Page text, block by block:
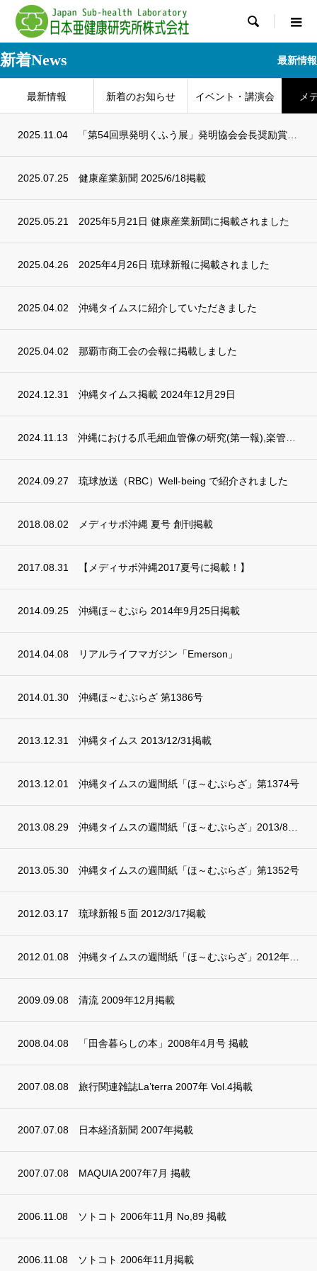

新着News 最新情報
最新情報 新着のお知らせ イベント・講演会 メ
2025.11.04
2025.07.25 健康産業新聞 2025/6/18掲載
2025.05.21 2025年5月21日 健康産業新聞に掲載されました
2025.04.26 2025年4月26日 琉球新報に掲載されました
2025.04.02 沖縄タイムスに紹介していただきました
2025.04.02 那覇市商工会の会報に掲載しました
2024.12.31 沖縄タイムス掲載 2024年12月29日
2024.11.13
2024.09.27 琉球放送（RBC）Well-being で紹介されました
2018.08.02 メディサポ沖縄 夏号 創刊掲載
2017.08.31 【メディサポ沖縄2017夏号に掲載！】
2014.09.25 沖縄ほ～むぷら 2014年9月25日掲載
2014.04.08 リアルライフマガジン「Emerson」
2014.01.30 沖縄ほ～むぷらざ 第1386号
2013.12.31 沖縄タイムス 2013/12/31掲載
2013.12.01 沖縄タイムスの週間紙「ほ～むぷらざ」第1374号
2013.08.29
2013.05.30 沖縄タイムスの週間紙「ほ～むぷらざ」第1352号
2012.03.17 琉球新報５面 2012/3/17掲載
2012.01.08
2009.09.08 清流 2009年12月掲載
2008.04.08 「田舎暮らしの本」2008年4月号 掲載
2007.08.08 旅行関連雑誌La’terra 2007年 Vol.4掲載
2007.07.08 日本経済新聞 2007年掲載
2007.07.08 MAQUIA 2007年7月 掲載
2006.11.08 ソトコト 2006年11月 No,89 掲載
2006.11.08 ソトコト 2006年11月掲載